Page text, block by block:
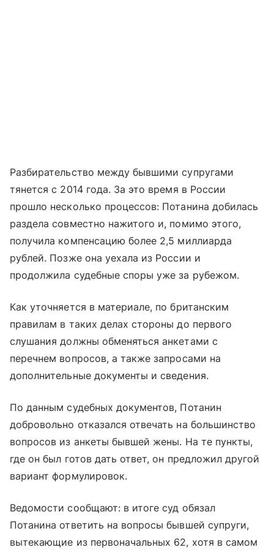
Разбирательство между бывшими супругами
тянется с 2014 года. За это время в России
прошло несколько процессов: Потанина добилась
раздела совместно нажитого и, помимо этого,
получила компенсацию более 2,5 миллиарда
рублей. Позже она уехала из России и
продолжила судебные споры уже за рубежом.
Как уточняется в материале, по британским
правилам в таких делах стороны до первого
слушания должны обменяться анкетами с
перечнем вопросов, а также запросами на
дополнительные документы и сведения.
По данным судебных документов, Потанин
добровольно отказался отвечать на большинство
вопросов из анкеты бывшей жены. На те пункты,
где он был готов дать ответ, он предложил другой
вариант формулировок.
Ведомости сообщают: в итоге суд обязал
Потанина ответить на вопросы бывшей супруги,
вытекающие из первоначальных 62, хотя в самом